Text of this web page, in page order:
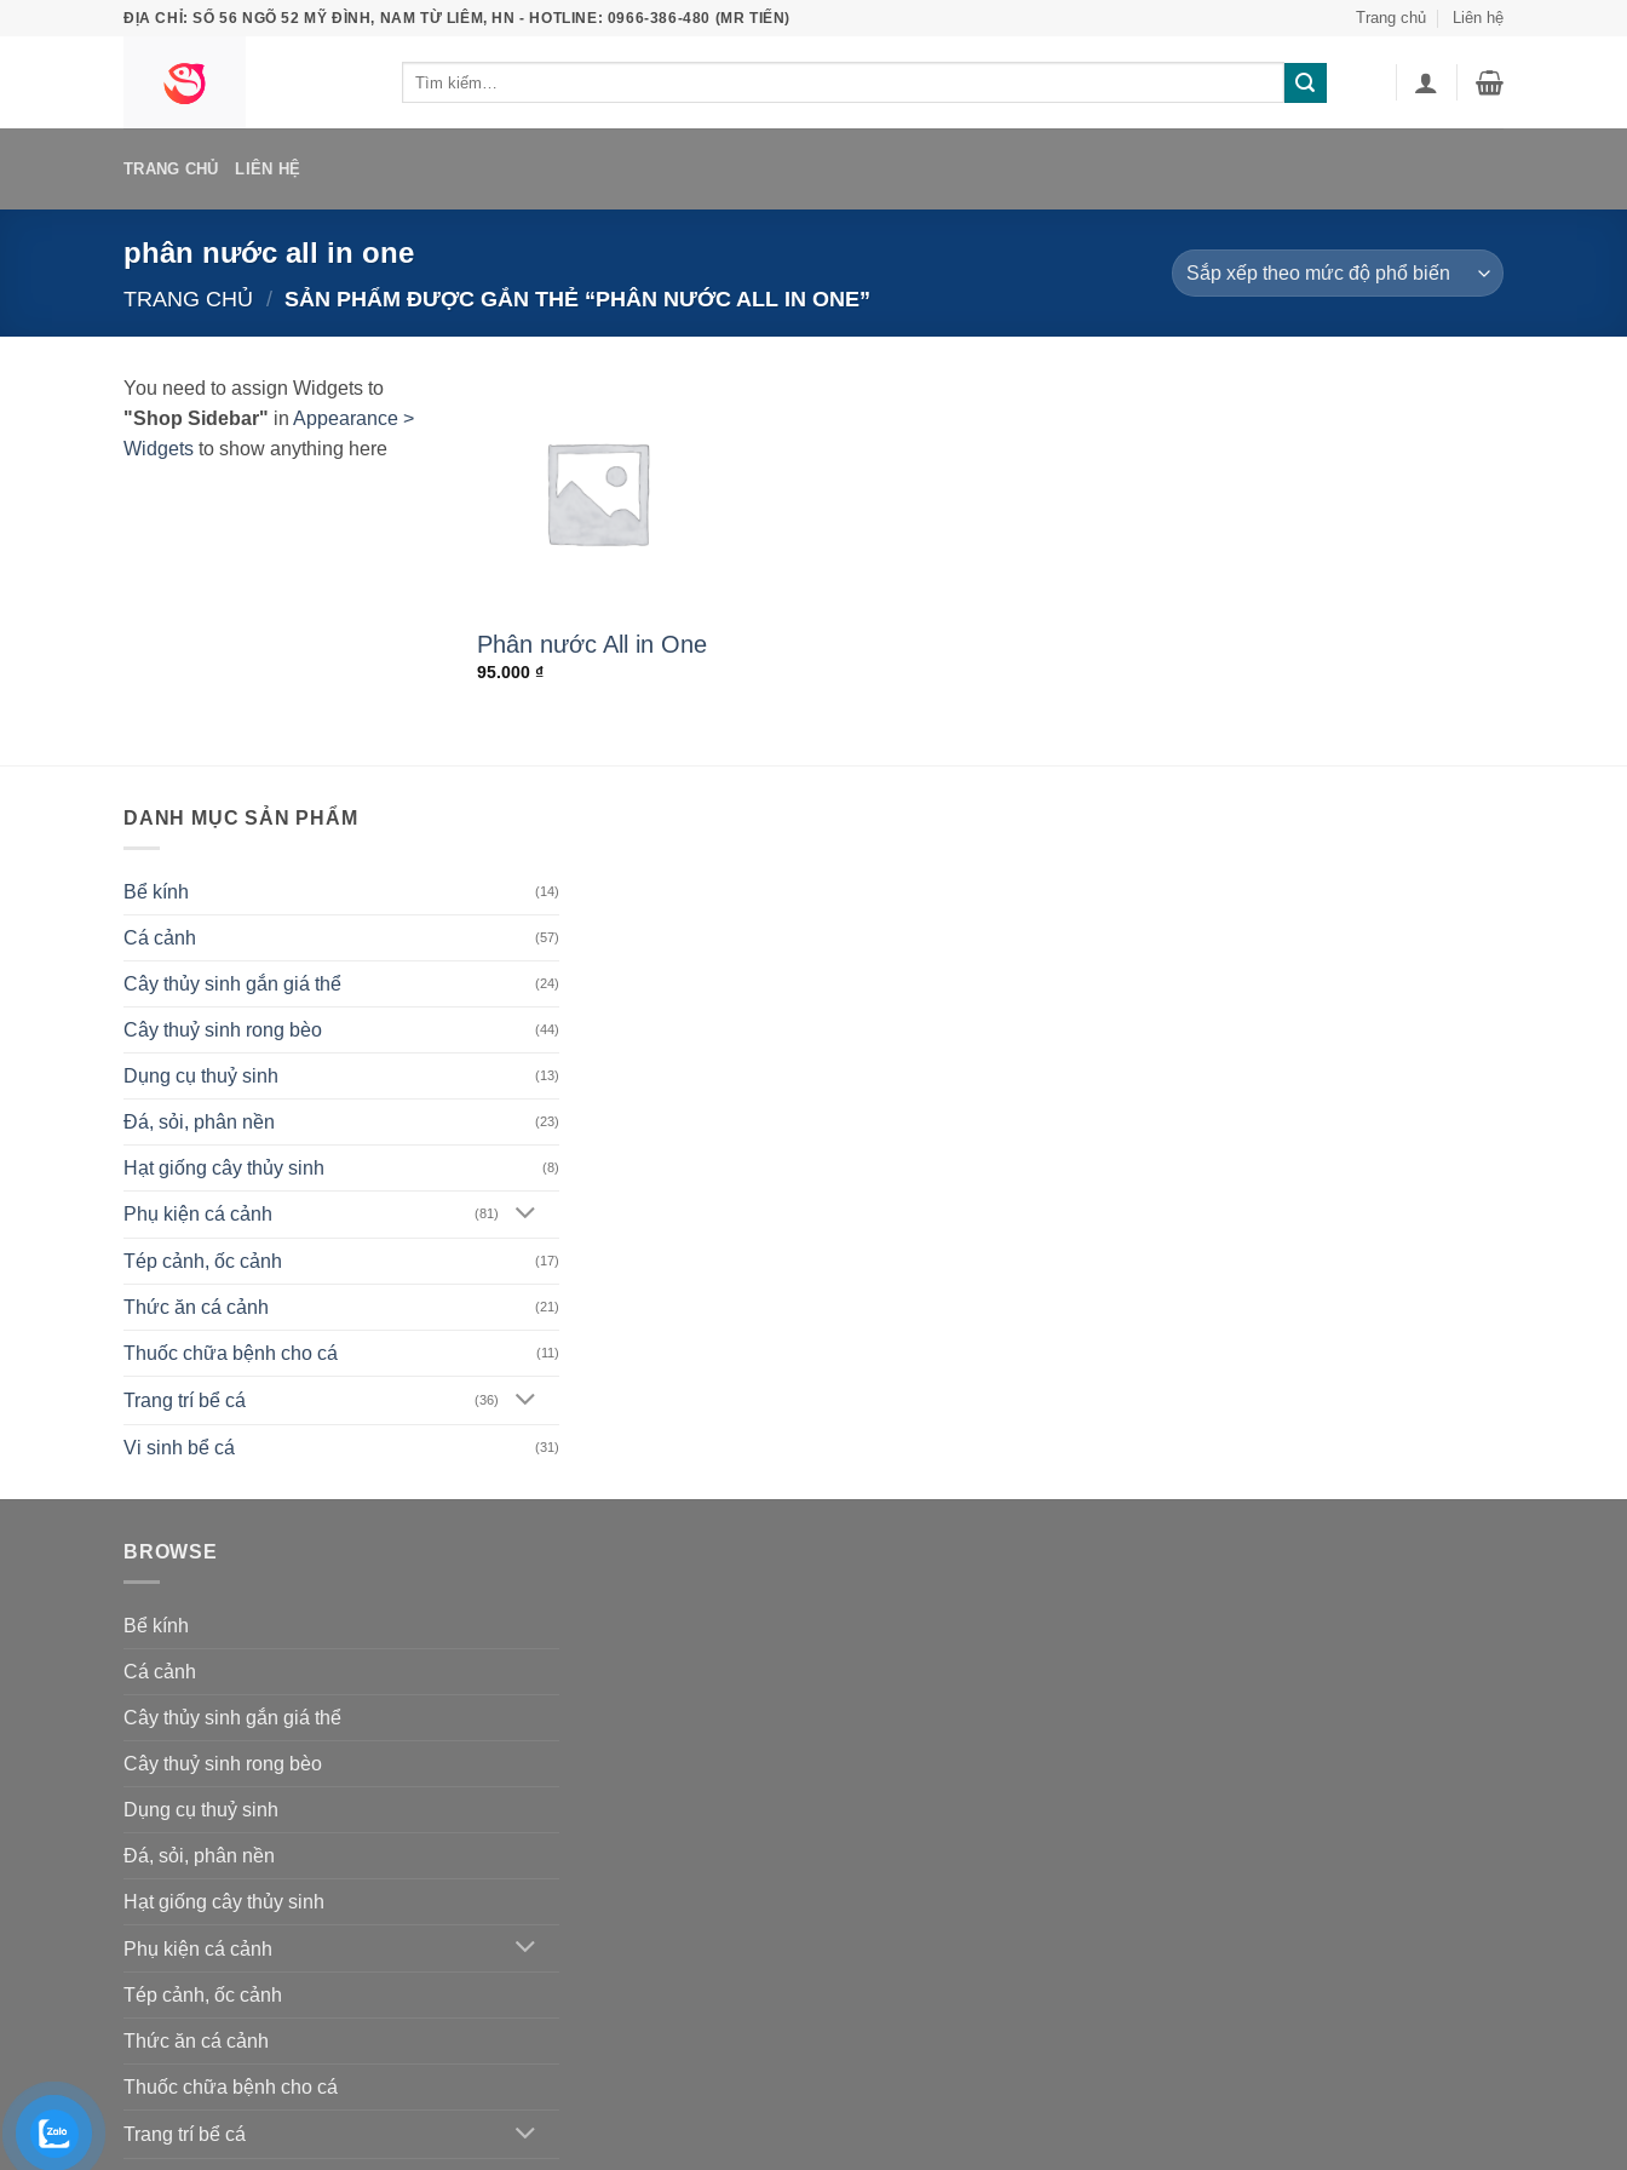
ĐỊA CHỈ: SỐ 56 NGÕ 52 MỸ ĐÌNH, NAM TỪ LIÊM, HN - HOTLINE: 0966-386-480 (MR TIẾN) Trang chủ Liên hệ
TRANG CHỦ LIÊN HỆ
phân nước all in one
TRANG CHỦ / SẢN PHẨM ĐƯỢC GẮN THẺ “PHÂN NƯỚC ALL IN ONE”
You need to assign Widgets to
"Shop Sidebar" in Appearance >
Widgets to show anything here
Phân nước All in One
95.000₫
DANH MỤC SẢN PHẨM
Bể kính (14)
Cá cảnh (57)
Cây thủy sinh gắn giá thể (24)
Cây thuỷ sinh rong bèo (44)
Dụng cụ thuỷ sinh (13)
Đá, sỏi, phân nền (23)
Hạt giống cây thủy sinh (8)
Phụ kiện cá cảnh (81)
Tép cảnh, ốc cảnh (17)
Thức ăn cá cảnh (21)
Thuốc chữa bệnh cho cá (11)
Trang trí bể cá (36)
Vi sinh bể cá (31)
BROWSE
Bể kính
Cá cảnh
Cây thủy sinh gắn giá thể
Cây thuỷ sinh rong bèo
Dụng cụ thuỷ sinh
Đá, sỏi, phân nền
Hạt giống cây thủy sinh
Phụ kiện cá cảnh
Tép cảnh, ốc cảnh
Thức ăn cá cảnh
Thuốc chữa bệnh cho cá
Trang trí bể cá